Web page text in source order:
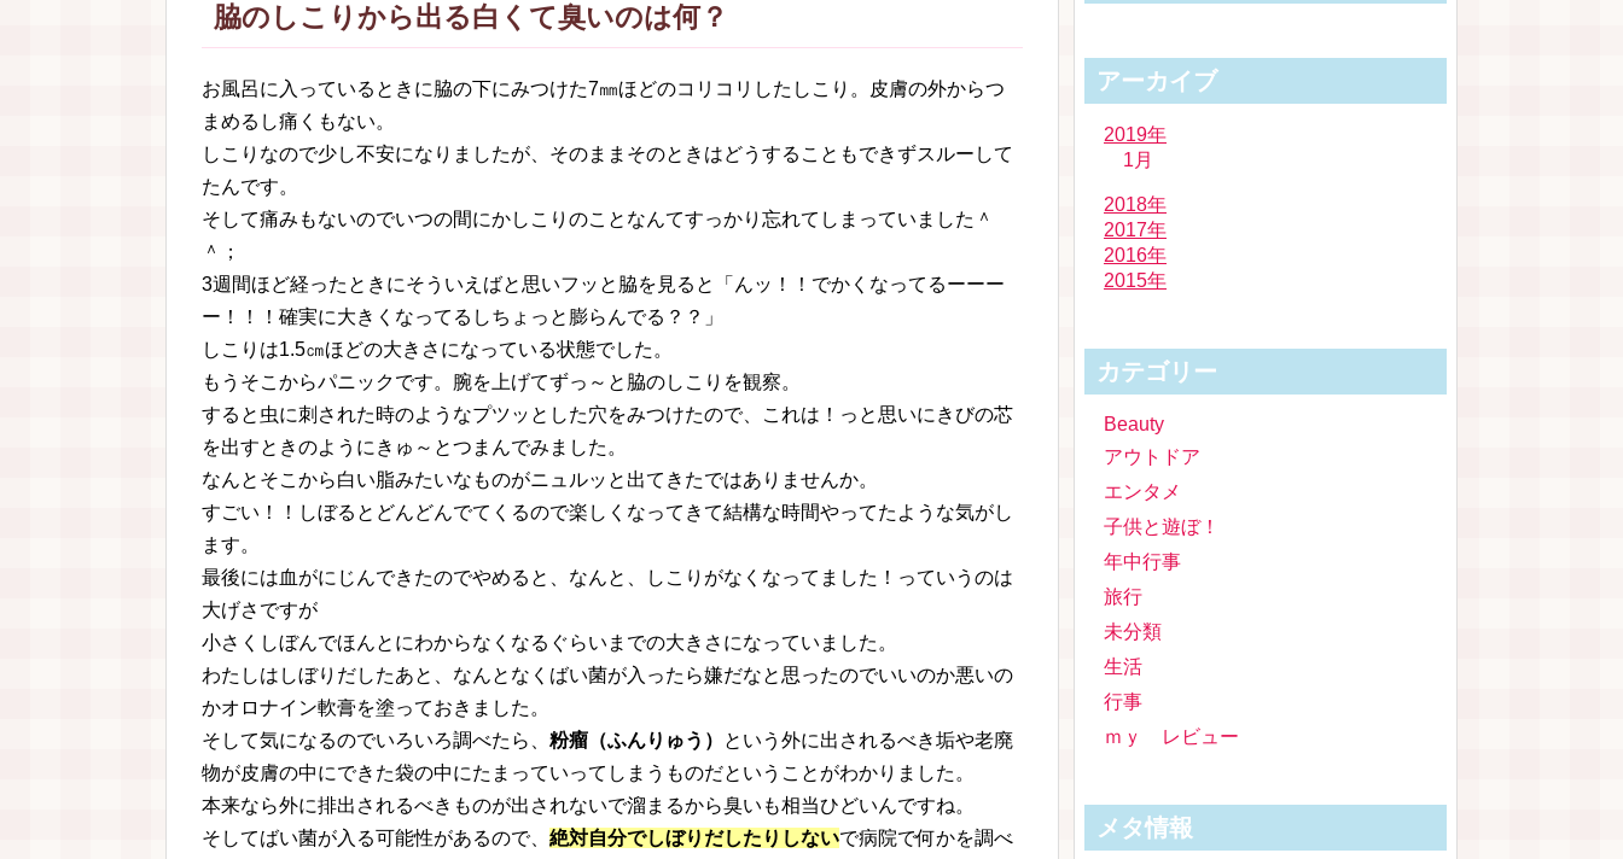
脇のしこりから出る白くて臭いのは何？
お風呂に入っているときに脇の下にみつけた7㎜ほどのコリコリしたしこり。皮膚の外からつ
まめるし痛くもない。
しこりなので少し不安になりましたが、そのままそのときはどうすることもできずスルーして
たんです。
そして痛みもないのでいつの間にかしこりのことなんてすっかり忘れてしまっていました＾
＾；
3週間ほど経ったときにそういえばと思いフッと脇を見ると「んッ！！でかくなってるーーー
ー！！！確実に大きくなってるしちょっと膨らんでる？？」
しこりは1.5㎝ほどの大きさになっている状態でした。
もうそこからパニックです。腕を上げてずっ～と脇のしこりを観察。
すると虫に刺された時のようなプツッとした穴をみつけたので、これは！っと思いにきびの芯
を出すときのようにきゅ～とつまんでみました。
なんとそこから白い脂みたいなものがニュルッと出てきたではありませんか。
すごい！！しぼるとどんどんでてくるので楽しくなってきて結構な時間やってたような気がし
ます。
最後には血がにじんできたのでやめると、なんと、しこりがなくなってました！っていうのは
大げさですが
小さくしぼんでほんとにわからなくなるぐらいまでの大きさになっていました。
わたしはしぼりだしたあと、なんとなくばい菌が入ったら嫌だなと思ったのでいいのか悪いの
かオロナイン軟膏を塗っておきました。
そして気になるのでいろいろ調べたら、 粉瘤（ふんりゅう）
という外に出されるべき垢や老廃
物が皮膚の中にできた袋の中にたまっていってしまうものだということがわかりました。
本来なら外に排出されるべきものが出されないで溜まるから臭いも相当ひどいんですね。
そしてばい菌が入る可能性があるので、 絶対自分でしぼりだしたりしないで病院で何かを調べ
アーカイブ
2019年
1月
2018年
2017年
2016年
2015年
カテゴリー
Beauty
アウトドア
エンタメ
子供と遊ぼ！
年中行事
旅行
未分類
生活
行事
ｍｙ レビュー
メタ情報